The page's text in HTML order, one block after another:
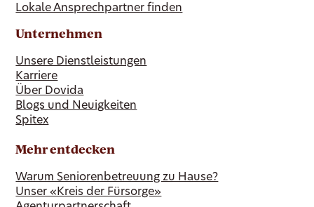
Lokale Ansprechpartner finden
Unternehmen
Unsere Dienstleistungen
Karriere
Über Dovida
Blogs und Neuigkeiten
Spitex
Mehr entdecken
Warum Seniorenbetreuung zu Hause?
Unser «Kreis der Fürsorge»